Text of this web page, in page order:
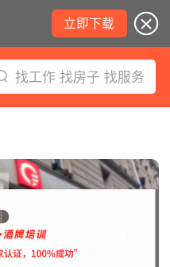
立即下载
找工作 找房子 找服务